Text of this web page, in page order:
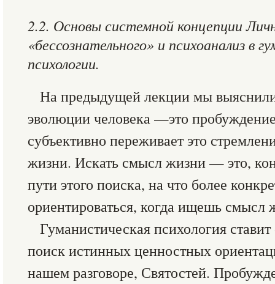
2.2. Основы системной концепции
«бессознательного» и психоанализ в
психологии.
На предыдущей лекции мы
эволюции человека —это
субъективно переживает это
жизни. Искать смысл жизни — это,
пути этого поиска, на что более
ориентироваться, когда ищешь смысл
Гуманистическая психология
поиск истинных ценностных
нашем разговоре, Святостей.